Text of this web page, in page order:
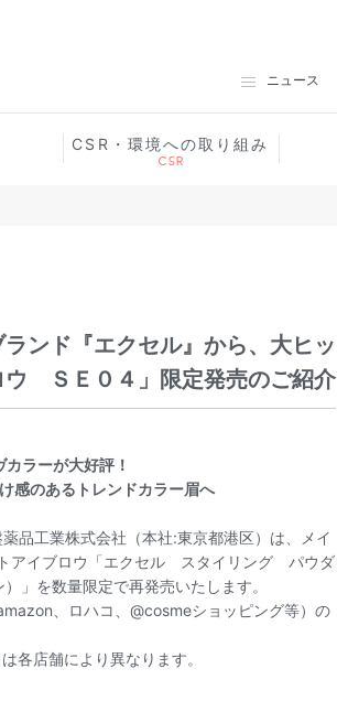
CSR・環境への取り組み
ニュース
ンド『エクセル』から、大ヒッ
ＳＥ０４」限定発売のご紹介
ラーが大好評！
感のあるトレンドカラー眉へ
品工業株式会社（本社:東京都港区）は、メイ
アイブロウ「エクセル スタイリング パウダ
」を数量限定で再発売いたします。
、ロハコ、@cosmeショッピング等）の
店舗により異なります。